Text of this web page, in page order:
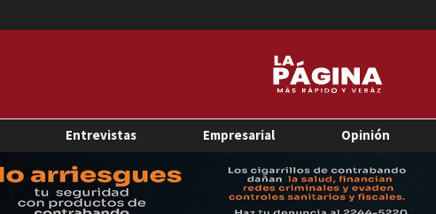
Entrevistas Empresarial Opinión